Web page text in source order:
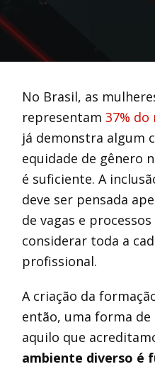
No Brasil, as
representam37% do
já demonstra algum
equidade de gênero
é suficiente. A
deve ser pensada
de vagas e
considerar toda a
profissional.
A criação da
então, uma forma
aquilo que
ambiente diverso é